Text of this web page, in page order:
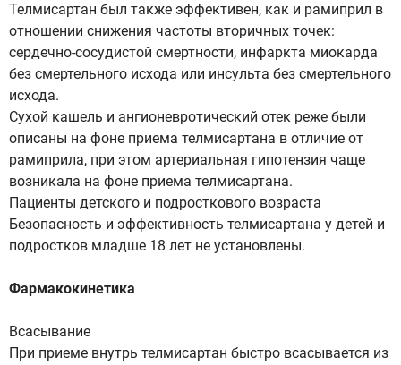
Телмисартан был также эффективен, как и рамиприл в
отношении снижения частоты вторичных точек:
сердечно-сосудистой смертности, инфаркта миокарда
без смертельного исхода или инсульта без смертельного
исхода.
Сухой кашель и ангионевротический отек реже были
описаны на фоне приема телмисартана в отличие от
рамиприла, при этом артериальная гипотензия чаще
возникала на фоне приема телмисартана.
Пациенты детского и подросткового возраста
Безопасность и эффективность телмисартана у детей и
подростков младше 18 лет не установлены.
Фармакокинетика
Всасывание
При приеме внутрь телмисартан быстро всасывается из